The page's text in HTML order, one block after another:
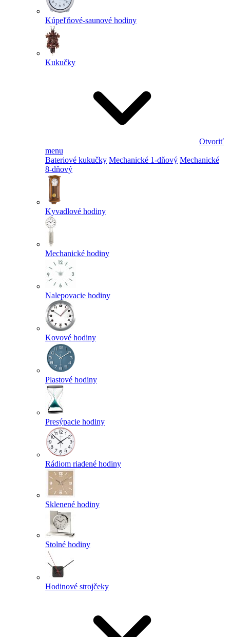
Kúpeľňové-saunové hodiny
Kukučky
Otvoriť
menu
Bateriové kukučky Mechanické 1-dňový Mechanické
8-dňový
Kyvadlové hodiny
Mechanické hodiny
Nalepovacie hodiny
Kovové hodiny
Plastové hodiny
Presýpacie hodiny
Rádiom riadené hodiny
Sklenené hodiny
Stolné hodiny
Hodinové strojčeky